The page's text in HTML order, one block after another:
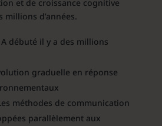
et de croissance cognitive
millions d’années.
A débuté il y a des millions
graduelle en réponse
méthodes de communication
parallèlement aux